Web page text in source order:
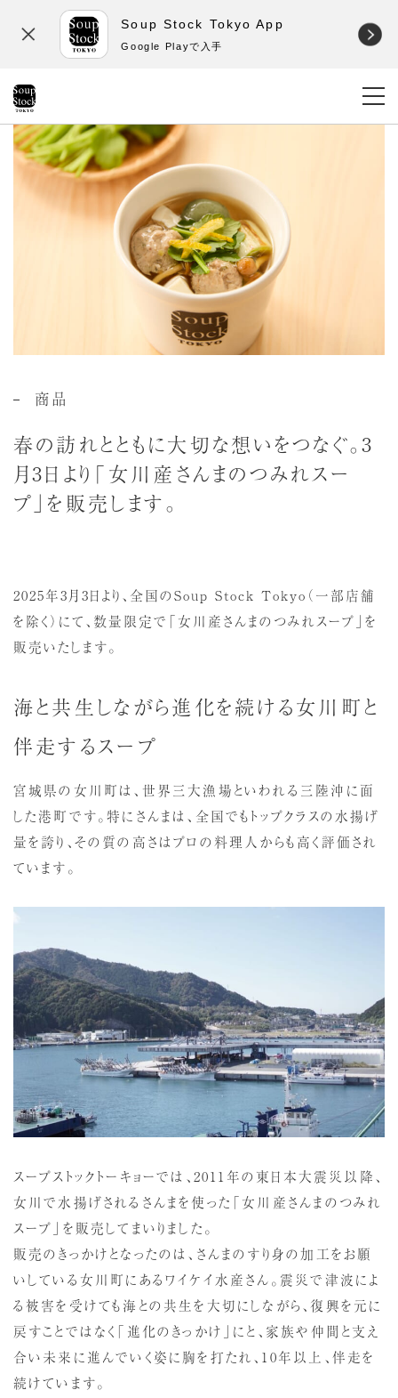
Soup Stock Tokyo App
Google Playで入手
商品
春の訪れとともに大切な想いをつなぐ。3
月3日より「女川産さんまのつみれスー
プ」を販売します。
2025年3月3日より、全国のSoup Stock Tokyo（一部店舗
を除く）にて、数量限定で「女川産さんまのつみれスープ」を
販売いたします。
海と共生しながら進化を続ける女川町と
伴走するスープ
宮城県の女川町は、世界三大漁場といわれる三陸沖に面
した港町です。特にさんまは、全国でもトップクラスの水揚げ
量を誇り、その質の高さはプロの料理人からも高く評価され
ています。
スープストックトーキョーでは、2011年の東日本大震災以降、
女川で水揚げされるさんまを使った「女川産さんまのつみれ
スープ」を販売してまいりました。
販売のきっかけとなったのは、さんまのすり身の加工をお願
いしている女川町にあるワイケイ水産さん。震災で津波によ
る被害を受けても海との共生を大切にしながら、復興を元に
戻すことではなく「進化のきっかけ」にと、家族や仲間と支え
合い未来に進んでいく姿に胸を打たれ、10年以上、伴走を
続けています。